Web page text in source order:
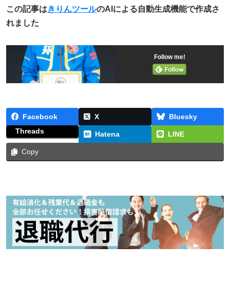
この記事はきりんツールのAIによる自動生成機能で作成さ
れました
Follow me!
Facebook X
Bluesky
Threads
Hatena LINE
Copy